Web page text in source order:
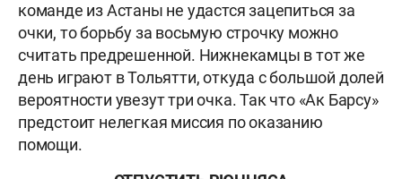
команде из Астаны не удастся зацепиться за
очки, то борьбу за восьмую строчку можно
считать предрешенной. Нижнекамцы в тот же
день играют в Тольятти, откуда с большой долей
вероятности увезут три очка. Так что «Ак Барсу»
предстоит нелегкая миссия по оказанию
помощи.